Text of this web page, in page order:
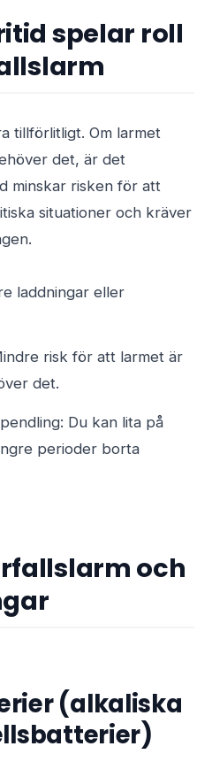
spelar roll
tillförlitligt. Om larmet
det, är det
minskar risken för att
situationer och kräver
laddningar eller
risk för att larmet är
det.
Du kan lita på
perioder borta
och
(alkaliska